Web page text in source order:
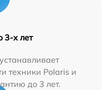
3-х лет
техники Polaris и
до 3 лет.